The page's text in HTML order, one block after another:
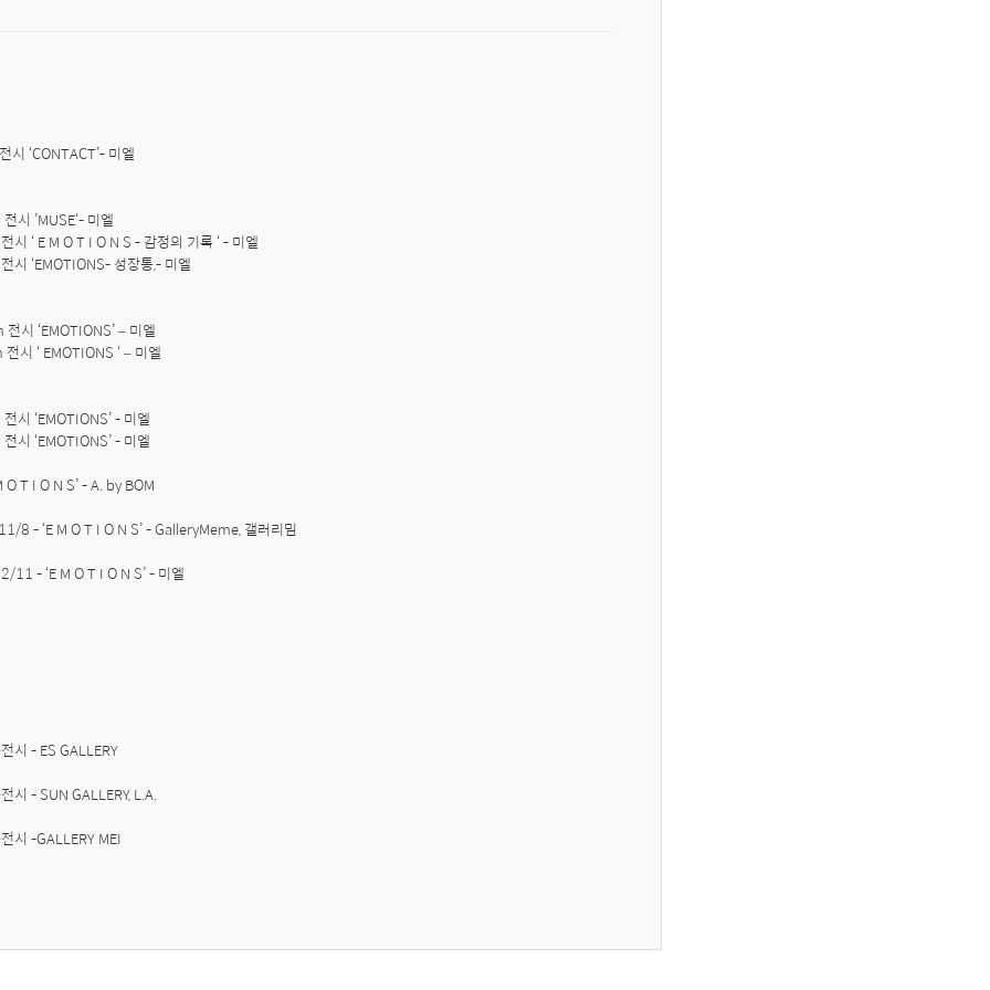
‘CONTACT’- 미엘
시 ’MUSE‘- 미엘
‘ E M O T I O N S - 감정의 기록 ‘ - 미엘
‘EMOTIONS- 성장통,- 미엘
시 ‘EMOTIONS’ – 미엘
시 ‘ EMOTIONS ‘ – 미엘
시 ‘EMOTIONS’ - 미엘
시 ‘EMOTIONS’ - 미엘
T I O N S’ - A. by BOM
- ‘E M O T I O N S’ - GalleryMeme, 갤러리밈
시 - ES GALLERY
시 - SUN GALLERY, L.A.
시 -GALLERY MEI